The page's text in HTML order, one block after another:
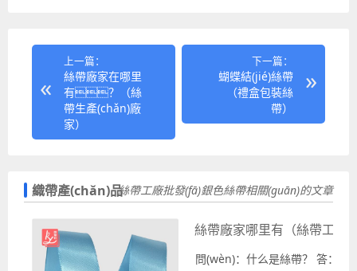
上一篇：
絲帶廠家在哪里
有？（絲
帶生產(chǎn)廠
家）
下一篇：
蝴蝶結(jié)絲帶
（禮盒包裝絲
帶）
織帶產(chǎn)品絲帶工廠批發(fā)銀色絲帶相關(guān)的文章
絲帶廠家哪里有（絲帶工廠
問(wèn)：什么是絲帶？ 答：表